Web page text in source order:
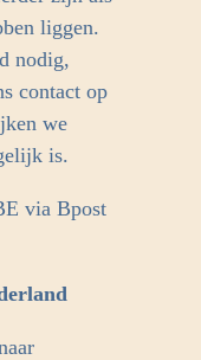
liggen.
nodig,
contact op
we
is.
via Bpost